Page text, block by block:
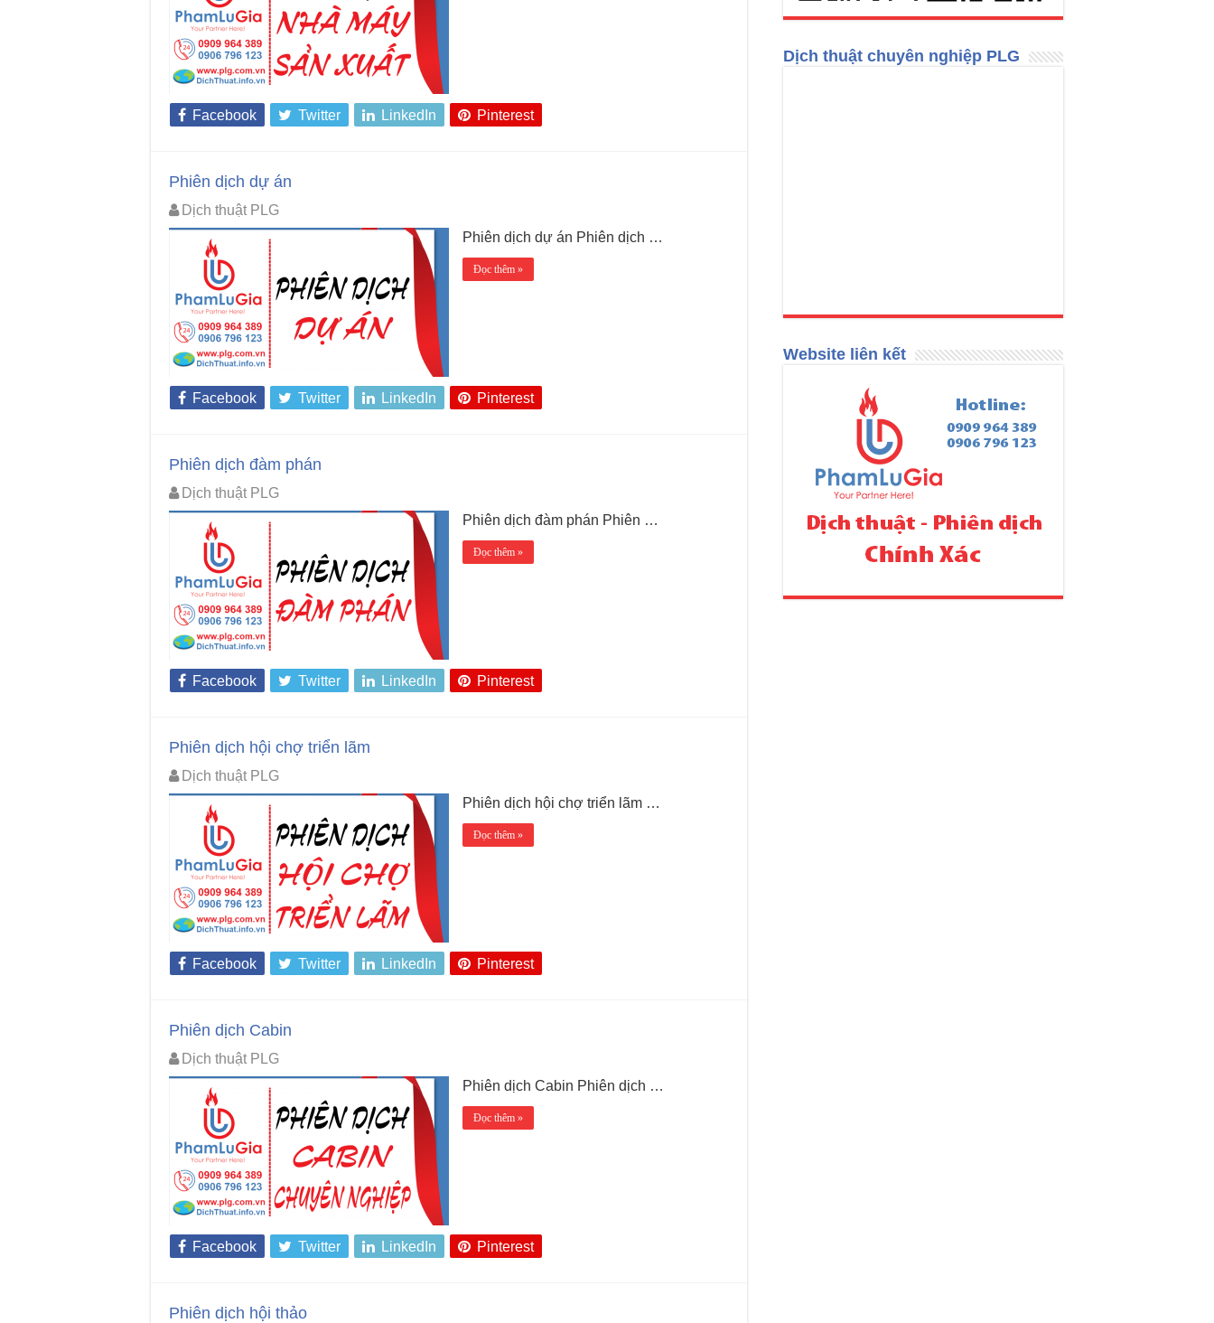
Facebook Twitter LinkedIn Pinterest
Phiên dịch dự án
Dịch thuật PLG
Phiên dịch dự án Phiên dịch …
Đọc thêm »
Facebook Twitter LinkedIn Pinterest
Phiên dịch đàm phán
Dịch thuật PLG
Phiên dịch đàm phán Phiên …
Đọc thêm »
Facebook Twitter LinkedIn Pinterest
Phiên dịch hội chợ triển lãm
Dịch thuật PLG
Phiên dịch hội chợ triển lãm …
Đọc thêm »
Facebook Twitter LinkedIn Pinterest
Phiên dịch Cabin
Dịch thuật PLG
Phiên dịch Cabin Phiên dịch …
Đọc thêm »
Facebook Twitter LinkedIn Pinterest
Phiên dịch hội thảo
Dịch thuật chuyên nghiệp PLG
Website liên kết